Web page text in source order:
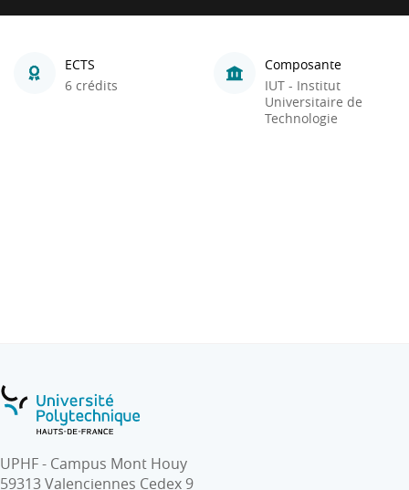
ECTS
6 crédits
Composante
IUT - Institut
Universitaire de
Technologie
UPHF - Campus Mont Houy
59313 Valenciennes Cedex 9